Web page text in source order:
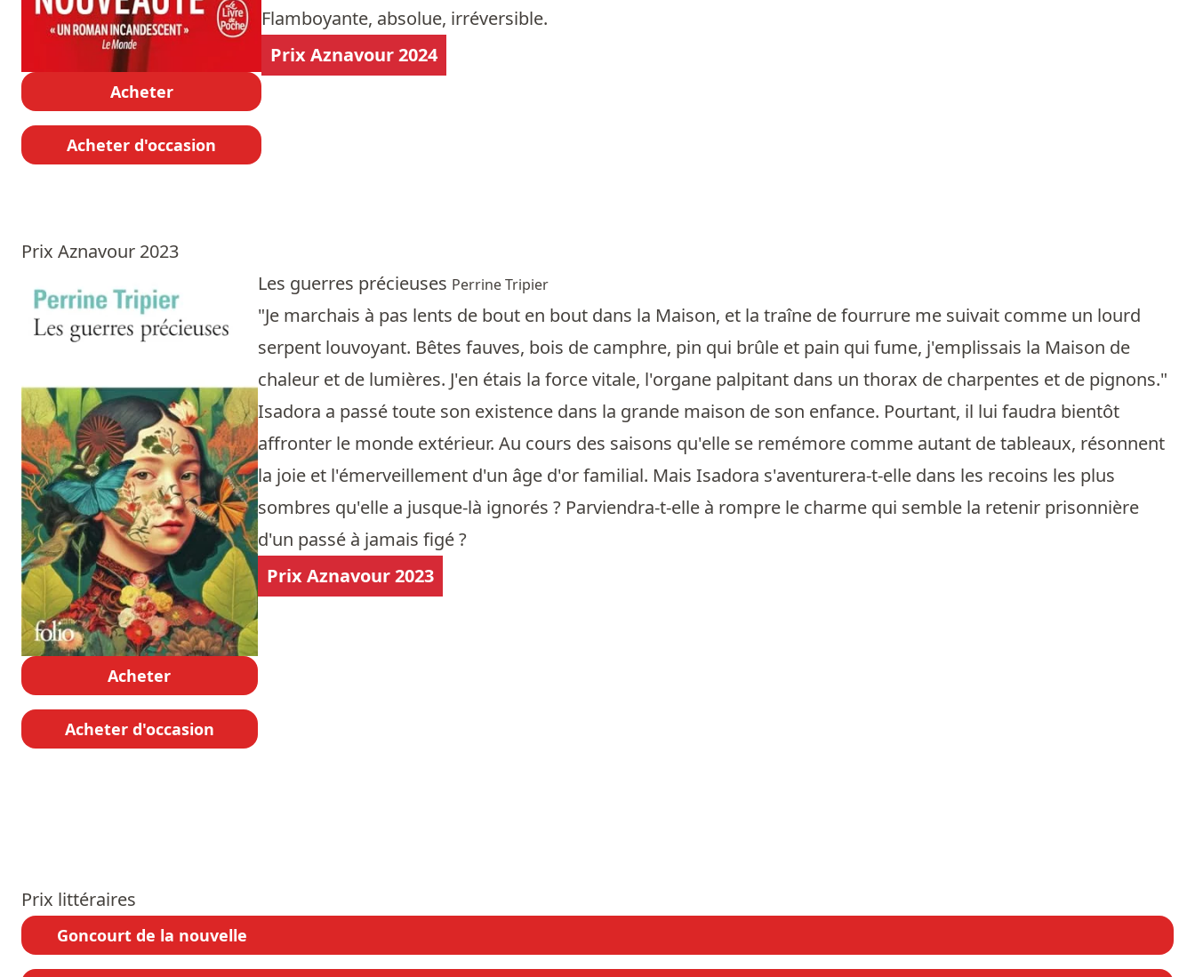
Acheter
Acheter d'occasion
Flamboyante, absolue, irréversible.
Prix Aznavour 2024
Prix Aznavour 2023
Acheter
Acheter d'occasion
Les guerres précieuses Perrine Tripier
"Je marchais à pas lents de bout en bout dans la Maison, et la traîne de fourrure me suivait comme un lourd
serpent louvoyant. Bêtes fauves, bois de camphre, pin qui brûle et pain qui fume, j'emplissais la Maison de
chaleur et de lumières. J'en étais la force vitale, l'organe palpitant dans un thorax de charpentes et de pignons."
Isadora a passé toute son existence dans la grande maison de son enfance. Pourtant, il lui faudra bientôt
affronter le monde extérieur. Au cours des saisons qu'elle se remémore comme autant de tableaux, résonnent
la joie et l'émerveillement d'un âge d'or familial. Mais Isadora s'aventurera-t-elle dans les recoins les plus
sombres qu'elle a jusque-là ignorés ? Parviendra-t-elle à rompre le charme qui semble la retenir prisonnière
d'un passé à jamais figé ?
Prix Aznavour 2023
Prix littéraires
Goncourt de la nouvelle